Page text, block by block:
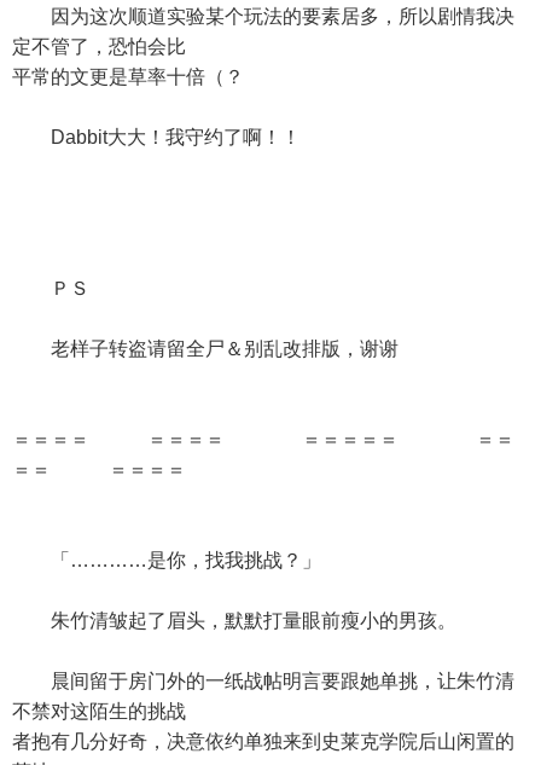
因为这次顺道实验某个玩法的要素居多，所以剧情我决
定不管了，恐怕会比
平常的文更是草率十倍（？
Dabbit大大！我守约了啊！！
ＰＳ
老样子转盗请留全尸＆别乱改排版，谢谢
＝＝＝＝ ＝＝＝＝ ＝＝＝＝＝ ＝＝
＝＝ ＝＝＝＝
「…………是你，找我挑战？」
朱竹清皱起了眉头，默默打量眼前瘦小的男孩。
晨间留于房门外的一纸战帖明言要跟她单挑，让朱竹清
不禁对这陌生的挑战
者抱有几分好奇，决意依约单独来到史莱克学院后山闲置的